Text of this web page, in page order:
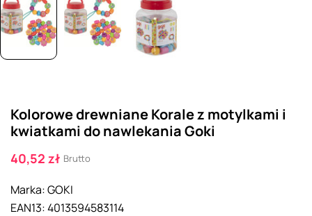
Kolorowe drewniane Korale z motylkami i
kwiatkami do nawlekania Goki
40,52 zł Brutto
Marka:GOKI
EAN13:4013594583114